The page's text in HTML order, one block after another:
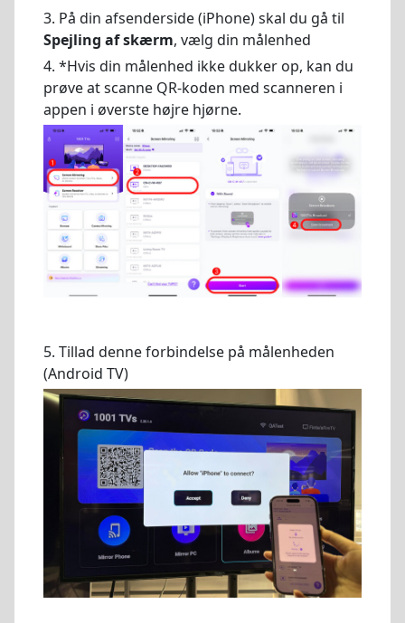
3. På din afsenderside (iPhone) skal du gå til
Spejling af skærm, vælg din målenhed
4. *Hvis din målenhed ikke dukker op, kan du
prøve at scanne QR-koden med scanneren i
appen i øverste højre hjørne.
5. Tillad denne forbindelse på målenheden
(Android TV)